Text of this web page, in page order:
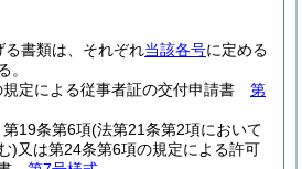
る書類は、それぞれ当該各号に定める
。
定による従事者証の交付申請書 第
19条第6項(法第21条第2項において
)又は第24条第6項の規定による許可